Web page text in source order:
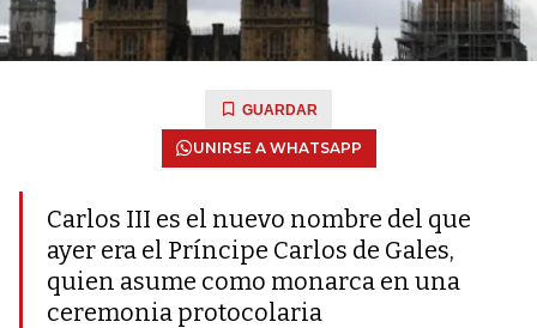
GUARDAR
UNIRSE A WHATSAPP
Carlos III es el nuevo nombre del que
ayer era el Príncipe Carlos de Gales,
quien asume como monarca en una
ceremonia protocolaria